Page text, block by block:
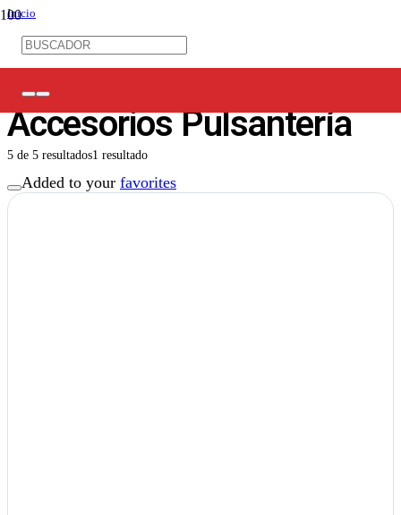
Inicio
/
Control Industrial
Pulsantería
Accesorios Pulsantería
Accesorios Pulsantería
5 de 5 resultados1 resultado
Added to your favorites